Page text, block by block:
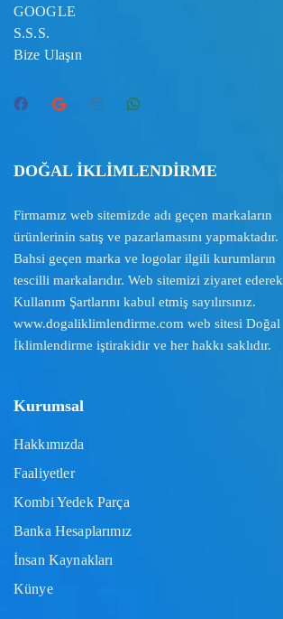
GOOGLE
S.S.S.
Bize Ulaşın
DOĞAL İKLİMLENDİRME
Firmamız web sitemizde adı geçen markaların
ürünlerinin satış ve pazarlamasını yapmaktadır.
Bahsi geçen marka ve logolar ilgili kurumların
tescilli markalarıdır. Web sitemizi ziyaret ederek
Kullanım Şartlarını kabul etmiş sayılırsınız.
www.dogaliklimlendirme.com web sitesi Doğal
İklimlendirme iştirakidir ve her hakkı saklıdır.
Kurumsal
Hakkımızda
Faaliyetler
Kombi Yedek Parça
Banka Hesaplarımız
İnsan Kaynakları
Künye